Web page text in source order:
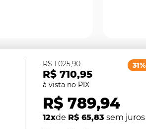
R$ 710,95
R$ 1.025,90
R$ 789,94
12xde R$ 65,83 sem juros